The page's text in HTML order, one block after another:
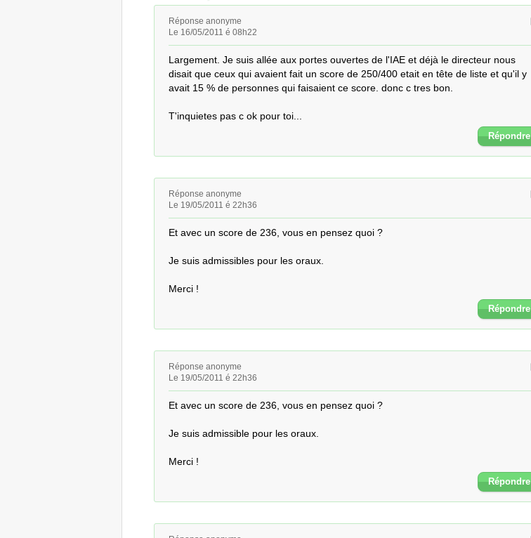
Réponse anonyme
Le 16/05/2011 é 08h22
Largement. Je suis allée aux portes ouvertes de l'IAE et déjà le directeur nous
disait que ceux qui avaient fait un score de 250/400 etait en tête de liste et qu'il y
avait 15 % de personnes qui faisaient ce score. donc c tres bon.
T'inquietes pas c ok pour toi...
Répondre
Réponse anonyme
Le 19/05/2011 é 22h36
Et avec un score de 236, vous en pensez quoi ?
Je suis admissibles pour les oraux.
Merci !
Répondre
Réponse anonyme
Le 19/05/2011 é 22h36
Et avec un score de 236, vous en pensez quoi ?
Je suis admissible pour les oraux.
Merci !
Répondre